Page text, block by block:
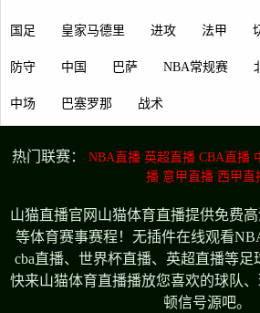
国足 皇家马德里 进攻 法甲
防守 中国 巴萨 NBA常规赛
中场 巴塞罗那 战术
热门联赛： NBA直播 英超直播 CBA直播
播 意甲直播 西甲直
山猫直播官网山猫体育直播提供免费
等体育赛事赛程！无插件在线观看
cba直播、世界杯直播、英超直播等足
快来山猫体育直播播放您喜欢的球队
顿信号源吧。